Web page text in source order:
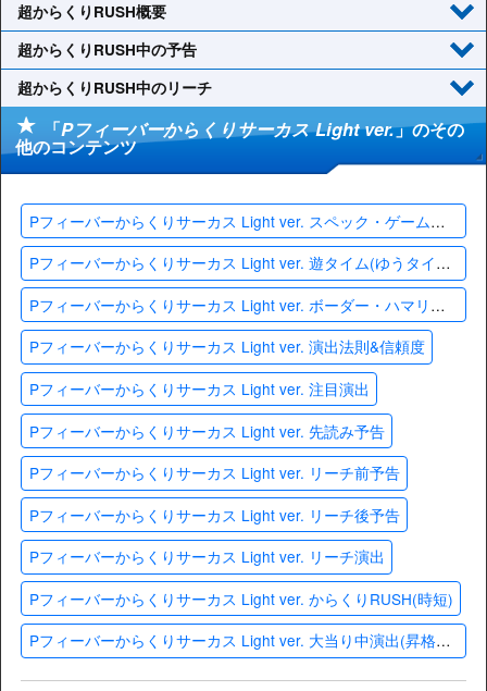
超からくりRUSH概要
超からくりRUSH中の予告
超からくりRUSH中のリーチ
「Pフィーバーからくりサーカス Light ver.」のその
他のコンテンツ
Pフィーバーからくりサーカス Light ver. スペック・ゲームフロー
Pフィーバーからくりサーカス Light ver. 遊タイム(ゆうタイム)・天井
Pフィーバーからくりサーカス Light ver. ボーダー・ハマリ確率
Pフィーバーからくりサーカス Light ver. 演出法則&信頼度
Pフィーバーからくりサーカス Light ver. 注目演出
Pフィーバーからくりサーカス Light ver. 先読み予告
Pフィーバーからくりサーカス Light ver. リーチ前予告
Pフィーバーからくりサーカス Light ver. リーチ後予告
Pフィーバーからくりサーカス Light ver. リーチ演出
Pフィーバーからくりサーカス Light ver. からくりRUSH(時短)
Pフィーバーからくりサーカス Light ver. 大当り中演出(昇格演出)